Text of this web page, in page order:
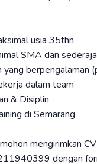
usia 35thn
SMA dan
yang berpengalaman
dalam team
& Disiplin
di Semarang
mengirimkan
dengan